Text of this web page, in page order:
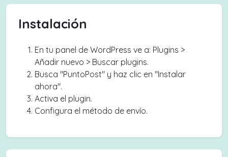
Instalación
En tu panel de WordPress ve a: Plugins >
Añadir nuevo > Buscar plugins.
Busca "PuntoPost" y haz clic en "Instalar
ahora".
Activa el plugin.
Configura el método de envío.